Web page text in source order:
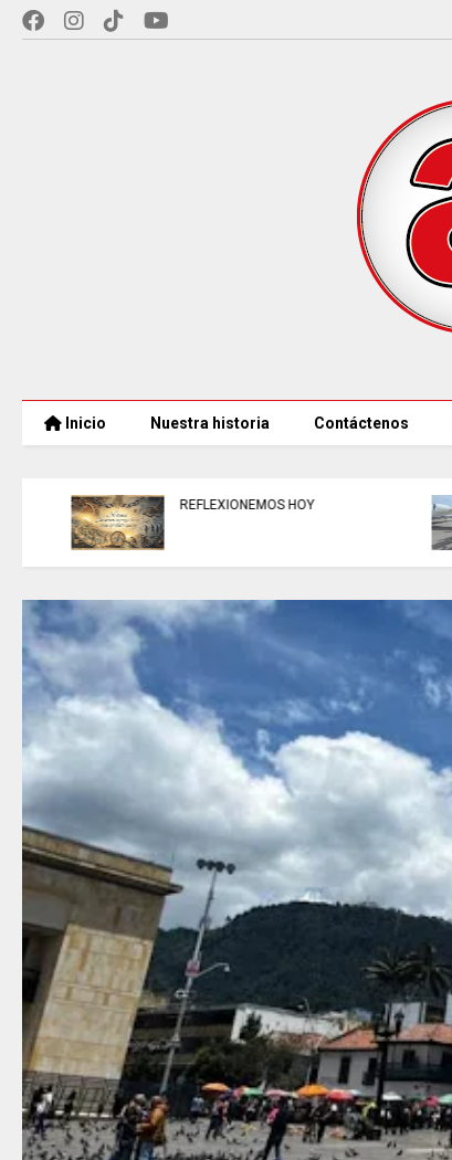
Inicio Nuestra historia Contáctenos
CINCO EXTRADITADOS a
Estados Unidos.